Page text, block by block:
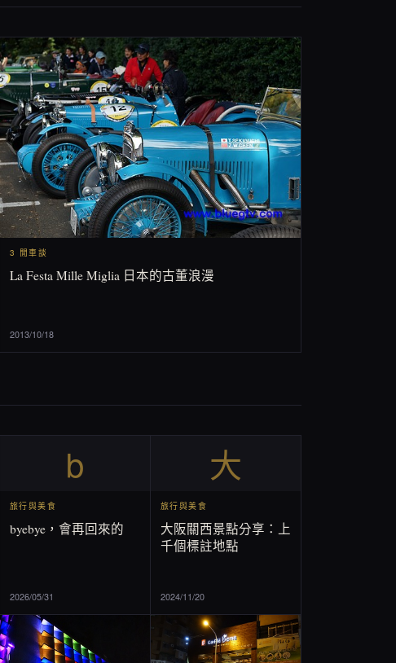
3 閒車談
La Festa Mille Miglia 日本的古董浪漫
2013/10/18
b
旅行與美食
byebye，會再回來的
2026/05/31
大
旅行與美食
大阪關西景點分享：上
千個標註地點
2024/11/20